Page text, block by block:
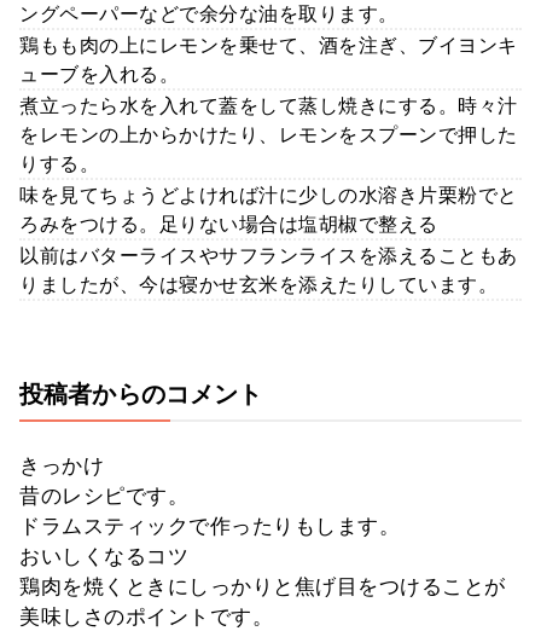
ングペーパーなどで余分な油を取ります。
鶏もも肉の上にレモンを乗せて、酒を注ぎ、ブイヨンキ
ューブを入れる。
煮立ったら水を入れて蓋をして蒸し焼きにする。時々汁
をレモンの上からかけたり、レモンをスプーンで押した
りする。
味を見てちょうどよければ汁に少しの水溶き片栗粉でと
ろみをつける。足りない場合は塩胡椒で整える
以前はバターライスやサフランライスを添えることもあ
りましたが、今は寝かせ玄米を添えたりしています。
投稿者からのコメント
きっかけ
昔のレシピです。
ドラムスティックで作ったりもします。
おいしくなるコツ
鶏肉を焼くときにしっかりと焦げ目をつけることが
美味しさのポイントです。